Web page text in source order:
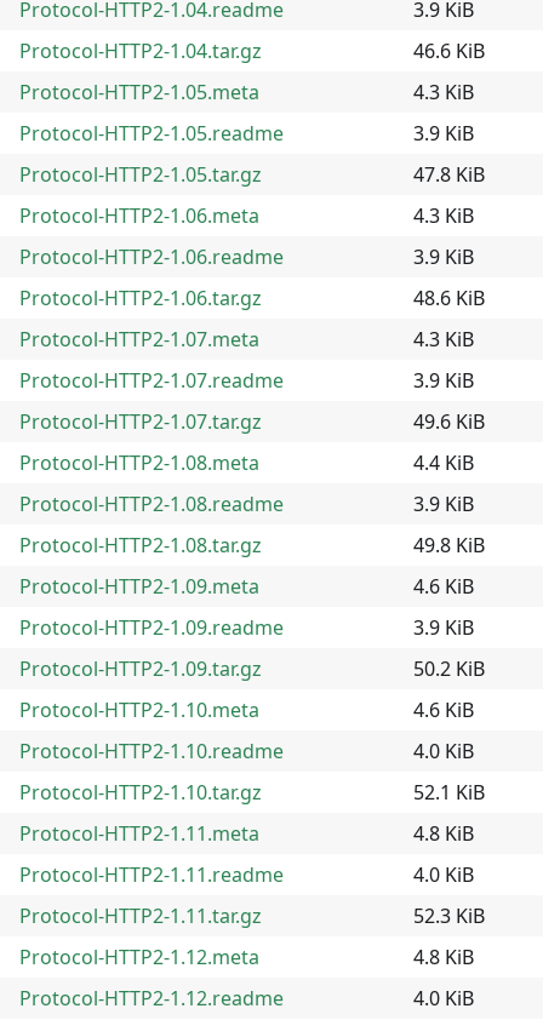
Protocol-HTTP2-1.04.readme
3.9 KiB
Protocol-HTTP2-1.04.tar.gz
46.6 KiB
Protocol-HTTP2-1.05.meta
4.3 KiB
Protocol-HTTP2-1.05.readme
3.9 KiB
Protocol-HTTP2-1.05.tar.gz
47.8 KiB
Protocol-HTTP2-1.06.meta
4.3 KiB
Protocol-HTTP2-1.06.readme
3.9 KiB
Protocol-HTTP2-1.06.tar.gz
48.6 KiB
Protocol-HTTP2-1.07.meta
4.3 KiB
Protocol-HTTP2-1.07.readme
3.9 KiB
Protocol-HTTP2-1.07.tar.gz
49.6 KiB
Protocol-HTTP2-1.08.meta
4.4 KiB
Protocol-HTTP2-1.08.readme
3.9 KiB
Protocol-HTTP2-1.08.tar.gz
49.8 KiB
Protocol-HTTP2-1.09.meta
4.6 KiB
Protocol-HTTP2-1.09.readme
3.9 KiB
Protocol-HTTP2-1.09.tar.gz
50.2 KiB
Protocol-HTTP2-1.10.meta
4.6 KiB
Protocol-HTTP2-1.10.readme
4.0 KiB
Protocol-HTTP2-1.10.tar.gz
52.1 KiB
Protocol-HTTP2-1.11.meta
4.8 KiB
Protocol-HTTP2-1.11.readme
4.0 KiB
Protocol-HTTP2-1.11.tar.gz
52.3 KiB
Protocol-HTTP2-1.12.meta
4.8 KiB
Protocol-HTTP2-1.12.readme
4.0 KiB